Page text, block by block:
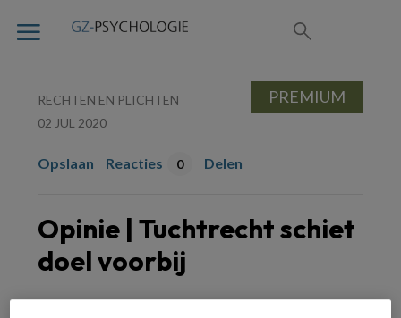
RECHTEN EN PLICHTEN
02 JUL 2020
Opslaan Reacties 0 Delen
Opinie | Tuchtrecht schiet
doel voorbij
PREMIUM